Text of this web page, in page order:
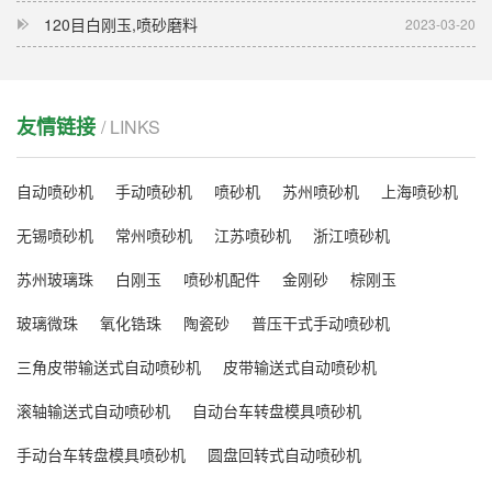
2023-03-20
120目白刚玉,喷砂磨料
友情链接 / LINKS
自动喷砂机 手动喷砂机 喷砂机 苏州喷砂机
上海喷砂机
无锡喷砂机
常州喷砂机 江苏喷砂机
浙江喷砂机
苏州玻璃珠
白刚玉 喷砂机配件 金刚砂
棕刚玉
玻璃微珠
氧化锆珠 陶瓷砂
普压干式手动喷砂机
三角皮带输送式自动喷砂机
皮带输送式自动喷砂机
滚轴输送式自动喷砂机
自动台车转盘模具喷砂机
手动台车转盘模具喷砂机
圆盘回转式自动喷砂机